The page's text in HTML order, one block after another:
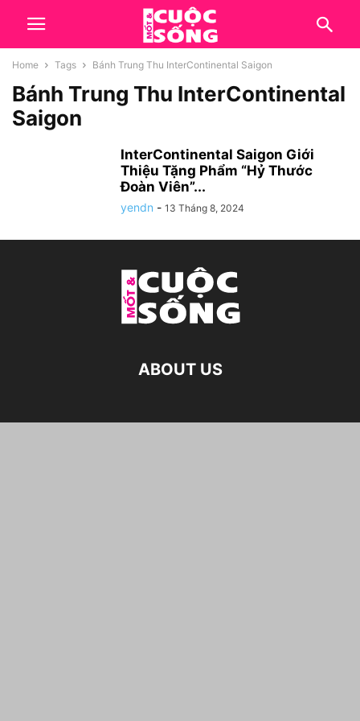
Home Tags Bánh Trung Thu InterContinental Saigon
Bánh Trung Thu InterContinental
Saigon
InterContinental Saigon Giới
Thiệu Tặng Phẩm “Hỷ Thước
Đoàn Viên”...
yendn - 13 Tháng 8, 2024
ABOUT US